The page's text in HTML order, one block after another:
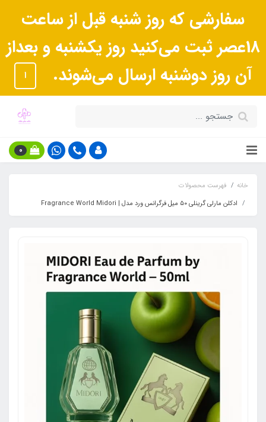
سفارشی که روز شنبه قبل از ساعت
18عصر ثبت می‌کنید روز یکشنبه و بعداز
آن روز دوشنبه ارسال می‌شوند.
ا
0
خانه
فهرست محصولات
ادکلن مارلی گرینلی ۵۰ میل فرگرانس ورد مدل | Fragrance World Midori